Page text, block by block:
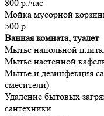
800 р./час
Мойка мусорной
500 р.
Ванная комната, туалет
Мытье напольной
Мытье настенной
Мытье и дезинфекция
смесители)
Удаление бытовых
сантехники